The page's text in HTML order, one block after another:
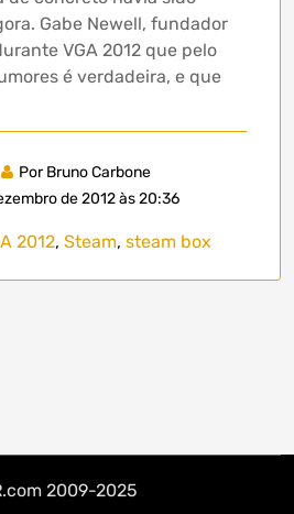
Gabe Newell, fundador
VGA 2012 que pelo
é verdadeira, e que
Por Bruno Carbone
de 2012 às 20:36
2012, Steam, steam box
2009-2025